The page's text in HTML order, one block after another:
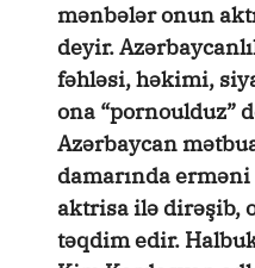
mənbələr onun
deyir.
fəhləsi, həkimi,
ona “pornoulduz”
Azərbaycan
damarında erməni
aktrisa ilə dirəşib,
təqdim edir.